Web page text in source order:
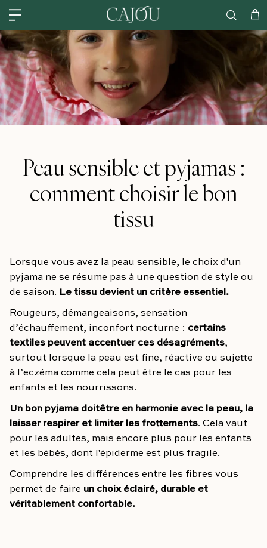
États-Unis : EXPÉDIÉ À partir de ENTREPÔT AMÉRICAIN DE
Peau sensible et pyjamas :
comment choisir le bon
tissu
Lorsque vous avez la peau sensible, le choix d'un
pyjama ne se résume pas à une question de style ou
de saison. Le tissu devient un critère essentiel.
Rougeurs, démangeaisons, sensation
d’échauffement, inconfort nocturne : certains
textiles peuvent accentuer ces désagréments,
surtout lorsque la peau est fine, réactive ou sujette
à l’eczéma comme cela peut être le cas pour les
enfants et les nourrissons.
Un bon pyjama doitêtre en harmonie avec la peau, la
laisser respirer et limiter les frottements. Cela vaut
pour les adultes, mais encore plus pour les enfants
et les bébés, dont l'épiderme est plus fragile.
Comprendre les différences entre les fibres vous
permet de faire un choix éclairé, durable et
véritablement confortable.